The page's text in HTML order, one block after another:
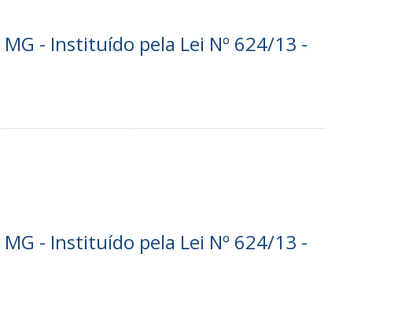
- Instituído pela Lei Nº 624/13 -
- Instituído pela Lei Nº 624/13 -